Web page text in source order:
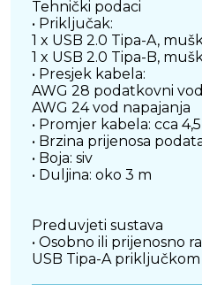
Tehnički podaci
• Priključak:
1 x USB 2.0 Tipa-A,
1 x USB 2.0 Tipa-B,
• Presjek kabela:
AWG 28 podatkovni vod
AWG 24 vod napajanja
• Promjer kabela: cca
• Brzina prijenosa
• Boja: siv
• Duljina: oko 3 m
Preduvjeti sustava
• Osobno ili prijenosno
USB Tipa-A priključkom